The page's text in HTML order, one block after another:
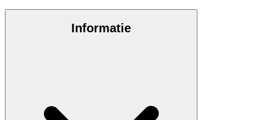
Informatie